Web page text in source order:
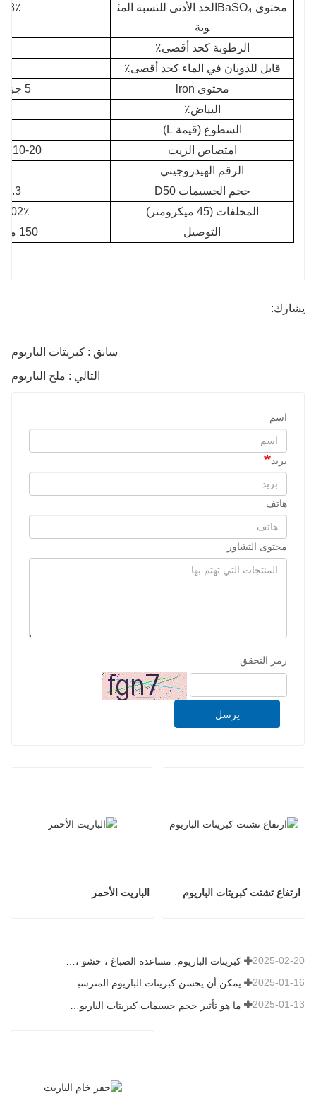
محتوى BaSO₄
الحد الأدنى للنسبة المئ
وية
98٪ كحد أدنى
الرطوبة كحد أقصى٪
قابل للذوبان في الماء كحد أقصى٪
محتوى lron
5 جزء في المليون
البياض٪
السطوع (قيمة L)
امتصاص الزيت
10-20 جم / سم مكعب
الرقم الهيدروجيني
حجم الجسيمات D50
0.3 ميكرومتر
المخلفات (45 ميكرومتر)
0.02٪ كحد أقصى
التوصيل
150 ميكرو ثانية / سم
يشارك:
سابق : كبريتات الباريوم
التالي : ملح الباريوم
اسم
بريد
هاتف
محتوى التشاور
رمز التحقق
يرسل
الباريت الأحمر ارتفاع تشتت كبريتات الباريوم
2025-02-20
يمكن أن يحسن كبريتات الباريوم المترسبة بشكل كبير من أداء الطلاء 2025-01-16
2025-01-13